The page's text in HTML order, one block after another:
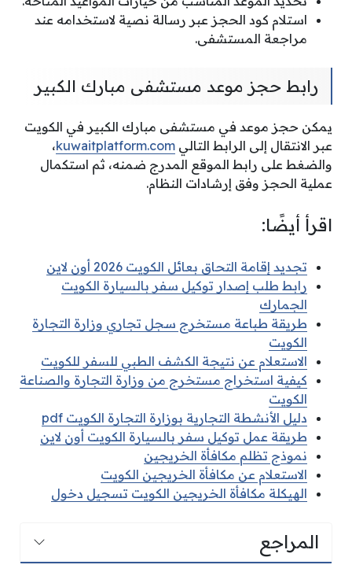
استلام كود الحجز عبر رسالة نصية لاستخدامه عند
مراجعة المستشفى.
رابط حجز موعد مستشفى مبارك الكبير
يمكن حجز موعد في مستشفى مبارك الكبير في الكويت
عبر الانتقال إلى الرابط التالي kuwaitplatform.com،
والضغط على رابط الموقع المدرج ضمنه، ثم استكمال
عملية الحجز وفق إرشادات النظام.
اقرأ أيضًا:
تجديد إقامة التحاق بعائل الكويت 2026 أون لاين
رابط طلب إصدار توكيل سفر بالسيارة الكويت
الجمارك
طريقة طباعة مستخرج سجل تجاري وزارة التجارة
الكويت
الاستعلام عن نتيجة الكشف الطبي للسفر للكويت
كيفية استخراج مستخرج من وزارة التجارة والصناعة
الكويت
دليل الأنشطة التجارية بوزارة التجارة الكويت pdf
طريقة عمل توكيل سفر بالسيارة الكويت أون لاين
نموذج تظلم مكافأة الخريجين
الاستعلام عن مكافأة الخريجين الكويت
الهيكلة مكافأة الخريجين الكويت تسجيل دخول
المراجع